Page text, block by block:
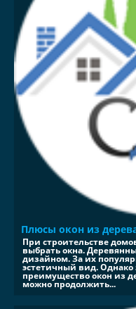
Плюсы окон из
При строительстве
выбрать окна.
дизайном. За их
эстетичный вид. Однако
преимущество окон из
можно продолжить...